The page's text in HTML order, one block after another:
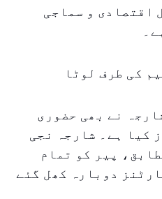
اقتصادی و سماجی
کی طرف لوٹا
نے بھی حضوری
کیا ہے۔ شارجہ نجی
پیر کو تمام
دوبارہ کھل گئے